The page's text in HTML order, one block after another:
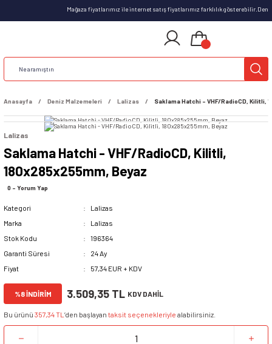
Mağaza fiyatlarımız ile internet satış fiyatlarımız farklılık
Anasayfa Deniz Malzemeleri Lalizas Saklama Hatchi - VHF/RadioCD, Kilitli,
Lalizas
Saklama Hatchi - VHF/RadioCD, Kilitli,
180x285x255mm, Beyaz
0 - Yorum Yap
Kategori
Lalizas
Marka
Lalizas
Stok Kodu
196364
Garanti Süresi
24 Ay
Fiyat
57,34 EUR + KDV
%8 İNDİRİM 3.509,35 TL KDV DAHİL
Bu ürünü 357,34 TL ’den başlayan taksit seçenekleriyle alabilirsiniz.